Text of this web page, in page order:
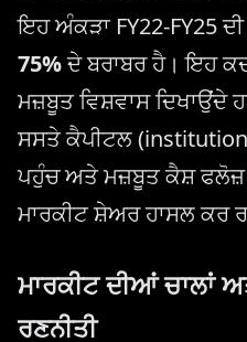
ਇਹ ਅੰਕੜਾ FY22-FY25
75%ਦੇ ਬਰਾਬਰ ਹੈ। ਇਹ
ਮਜ਼ਬੂਤ ​​ਵਿਸ਼ਵਾਸ ਦਿਖਾਉਂਦੇ
ਸਸਤੇ ਕੈਪੀਟਲ
ਪਹੁੰਚ ਅਤੇ ਮਜ਼ਬੂਤ ​​ਕੈਸ਼ ਫਲੋਜ਼
ਮਾਰਕੀਟ ਸ਼ੇਅਰ ਹਾਸਲ ਕਰ
ਮਾਰਕੀਟ ਦੀਆਂ ਚਾਲਾਂ
ਰਣਨੀਤੀ